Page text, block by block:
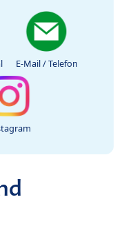
E-Mail / Telefon